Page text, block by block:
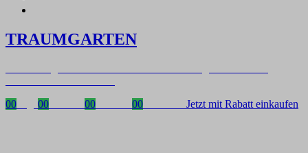
TRAUMGARTEN
00
00 00 00 Jetzt mit Rabatt einkaufen